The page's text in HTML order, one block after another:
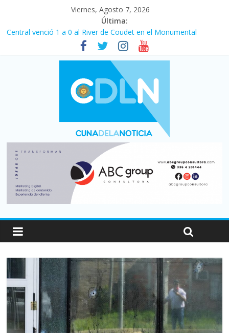
Viernes, Agosto 7, 2026
Última:
Central venció 1 a 0 al River de Coudet en el Monumental
La morosidad alcanzó su nivel más alto en dos décadas y ya
afecta a 400 mil deudores en Santa Fe
Desde que asumió Milei cerraron 41.000 kioscos: el sector
denuncia crisis como en 2001
Vacaciones de invierno con más movimiento y consumo
turístico: 4,6 millones de personas viajaron por el país, un 5,9%
Fuerte caída de la venta de autos usados en julio: bajó un 12,6%